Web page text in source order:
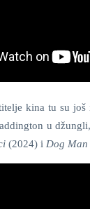
kina tu su
u
(2024) i Dog Man